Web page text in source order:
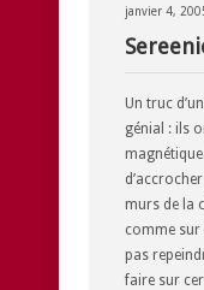
janvier 4,
Un truc
génial : ils
murs de la
comme sur
pas
faire sur